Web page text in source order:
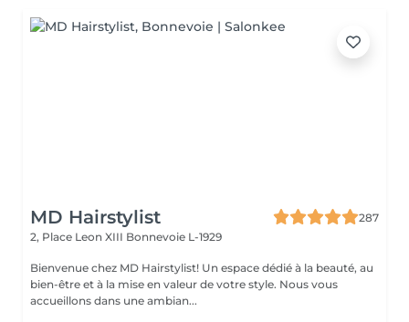
MD Hairstylist
287
2, Place Leon XIII Bonnevoie L-1929
Bienvenue chez MD Hairstylist! Un espace dédié à la beauté, au
bien-être et à la mise en valeur de votre style. Nous vous
accueillons dans une ambian...